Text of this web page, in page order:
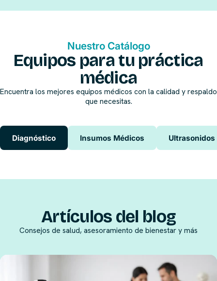
Nuestro Catálogo
Equipos para tu práctica
médica
Encuentra los mejores equipos médicos con la calidad y respaldo
que necesitas.
Diagnóstico Insumos Médicos Ultrasonidos
Artículos del blog
Consejos de salud, asesoramiento de bienestar y más